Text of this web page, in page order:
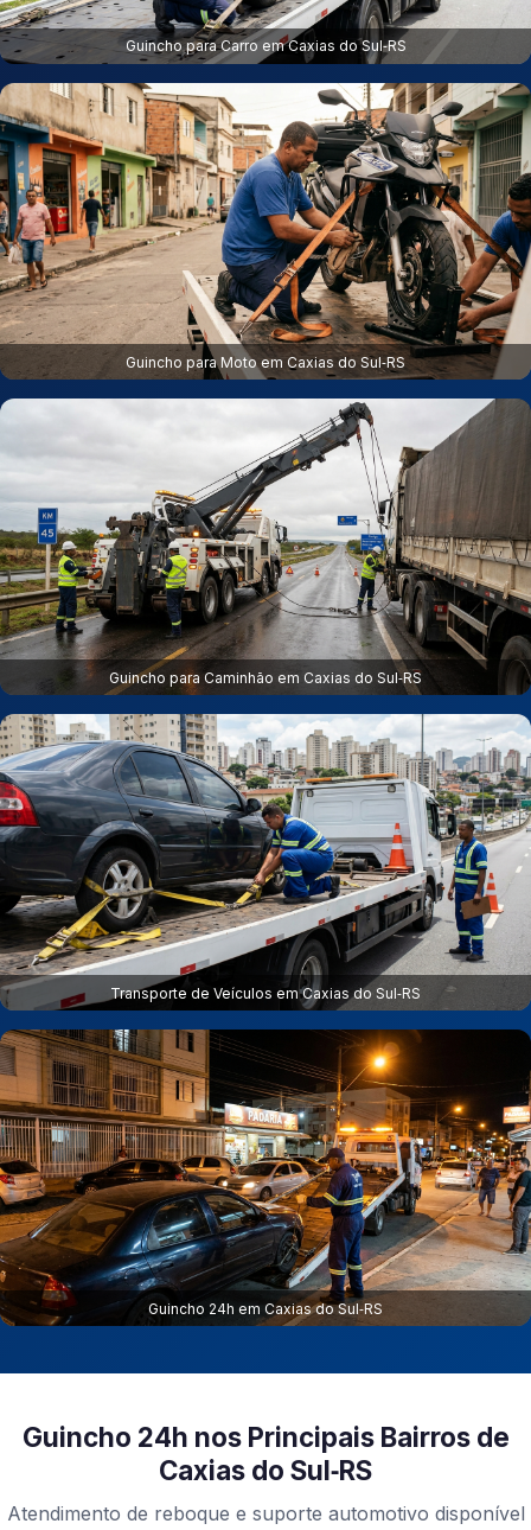
Guincho para Carro em Caxias do Sul‑RS
Guincho para Moto em Caxias do Sul‑RS
Guincho para Caminhão em Caxias do Sul‑RS
Transporte de Veículos em Caxias do Sul‑RS
Guincho 24h em Caxias do Sul‑RS
Guincho 24h nos Principais Bairros de
Caxias do Sul‑RS
Atendimento de reboque e suporte automotivo disponível